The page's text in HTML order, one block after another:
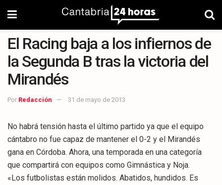
El Racing baja a los infiernos de
la Segunda B tras la victoria del
Mirandés
Por Redacción 31 de mayo de 2013
No habrá tensión hasta el último partido ya que el equipo
cántabro no fue capaz de mantener el 0-2 y el Mirandés
gana en Córdoba. Ahora, una temporada en una categoría
que compartirá con equipos como Gimnástica y Noja.
«Los futbolistas están molidos. Abatidos, hundidos. Es